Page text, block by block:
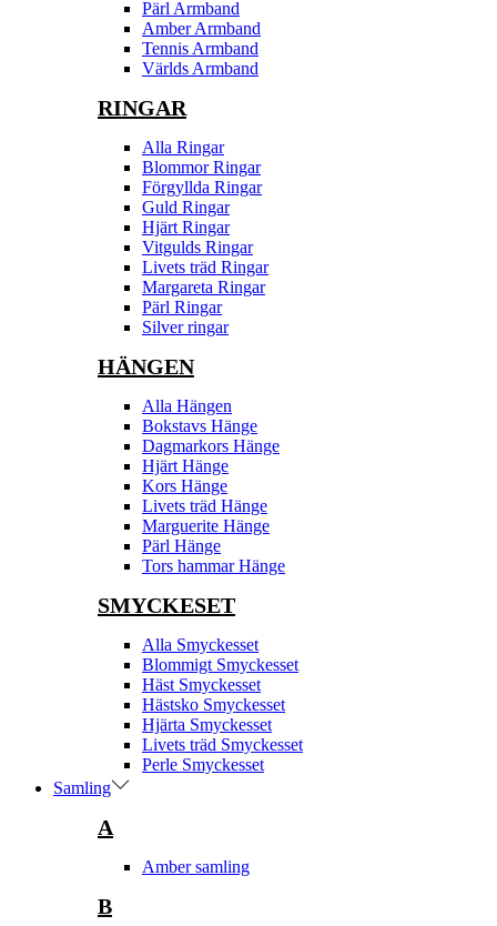
Pärl Armband
Amber Armband
Tennis Armband
Världs Armband
RINGAR
Alla Ringar
Blommor Ringar
Förgyllda Ringar
Guld Ringar
Hjärt Ringar
Vitgulds Ringar
Livets träd Ringar
Margareta Ringar
Pärl Ringar
Silver ringar
HÄNGEN
Alla Hängen
Bokstavs Hänge
Dagmarkors Hänge
Hjärt Hänge
Kors Hänge
Livets träd Hänge
Marguerite Hänge
Pärl Hänge
Tors hammar Hänge
SMYCKESET
Alla Smyckesset
Blommigt Smyckesset
Häst Smyckesset
Hästsko Smyckesset
Hjärta Smyckesset
Livets träd Smyckesset
Perle Smyckesset
Samling
A
Amber samling
B